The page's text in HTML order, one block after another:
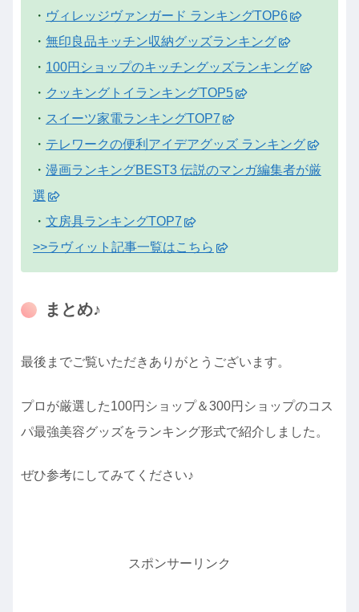
・ ヴィレッジヴァンガード ランキングTOP6
・ 無印良品キッチン収納グッズランキング
・ 100円ショップのキッチングッズランキング
・ クッキングトイランキングTOP5
・ スイーツ家電ランキングTOP7
・ テレワークの便利アイデアグッズ ランキング
・ 漫画ランキングBEST3 伝説のマンガ編集者が厳
選
・ 文房具ランキングTOP7
>>ラヴィット記事一覧はこちら
まとめ♪
最後までご覧いただきありがとうございます。
プロが厳選した100円ショップ＆300円ショップのコス
パ最強美容グッズをランキング形式で紹介しました。
ぜひ参考にしてみてください♪
スポンサーリンク